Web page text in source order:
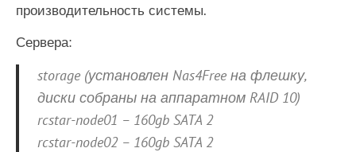
производительность системы.
Сервера:
storage (установлен Nas4Free на флешку,
диски собраны на аппаратном RAID 10)
rcstar-node01 – 160gb SATA 2
rcstar-node02 – 160gb SATA 2